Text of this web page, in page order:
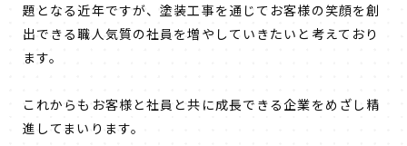
題となる近年ですが、塗装工事を通じてお客様の笑顔を創
出できる職人気質の社員を増やしていきたいと考えており
ます。
これからもお客様と社員と共に成長できる企業をめざし精
進してまいります。